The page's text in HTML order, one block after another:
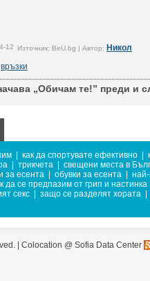
12 Източник: BeU.bg | Автор: Никол
връзки
„Обичам те!” преди и
как да спортувате ефективно
трикчета
свещени места в
за есента обувки за есента
да се предпазим от грип и настинка
секс защо се разделят хората
| Colocation @ Sofia Data Center